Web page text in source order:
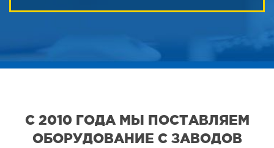
С 2010 ГОДА МЫ ПОСТАВЛЯЕМ
ОБОРУДОВАНИЕ С ЗАВОДОВ